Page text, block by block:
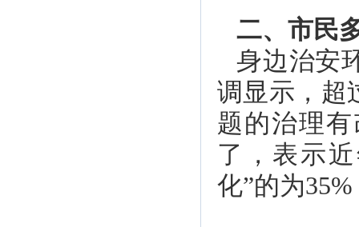
二、市民
身边治安
调显示，超
题的治理
了，表示
化”的为